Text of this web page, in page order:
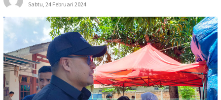
Sabtu, 24 Februari 2024